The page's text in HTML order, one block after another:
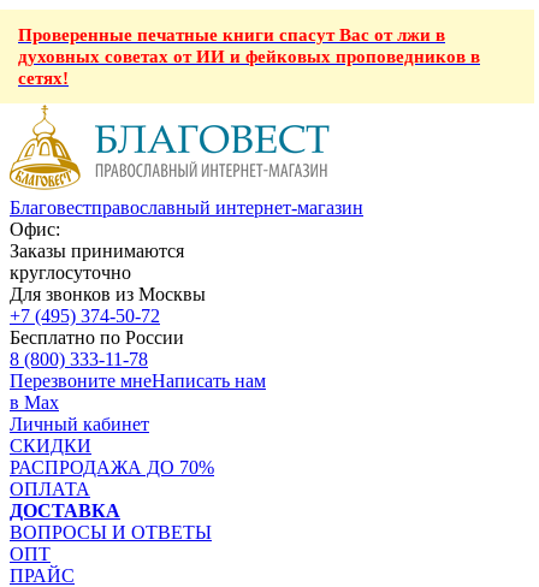
Проверенные печатные книги спасут Вас от лжи в
духовных советах от ИИ и фейковых проповедников в
сетях!
Благовестправославный интернет-магазин
Офис:
Заказы принимаются
круглосуточно
Для звонков из Москвы
+7 (495) 374-50-72
Бесплатно по России
8 (800) 333-11-78
Перезвоните мнеНаписать нам
в Max
Личный кабинет
СКИДКИ
РАСПРОДАЖА ДО 70%
ОПЛАТА
ДОСТАВКА
ВОПРОСЫ И ОТВЕТЫ
ОПТ
ПРАЙС